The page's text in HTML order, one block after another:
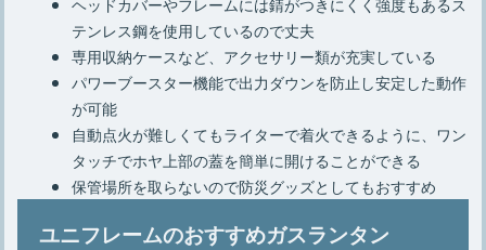
テンレス鋼を使用しているので丈夫
専用収納ケースなど、アクセサリー類が充実している
パワーブースター機能で出力ダウンを防止し安定した動作
が可能
自動点火が難しくてもライターで着火できるように、ワン
タッチでホヤ上部の蓋を簡単に開けることができる
保管場所を取らないので防災グッズとしてもおすすめ
ユニフレームのおすすめガスランタン